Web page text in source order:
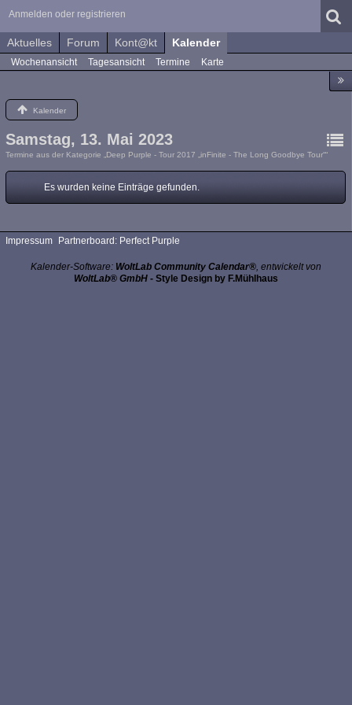
Anmelden oder registrieren
Aktuelles Forum Kont@kt Kalender
Wochenansicht Tagesansicht Termine Karte
Kalender
Samstag, 13. Mai 2023
Termine aus der Kategorie „Deep Purple - Tour 2017 „inFinite - The Long Goodbye Tour““
Es wurden keine Einträge gefunden.
Impressum Partnerboard: Perfect Purple
Kalender-Software: WoltLab Community Calendar®, entwickelt von
WoltLab® GmbH